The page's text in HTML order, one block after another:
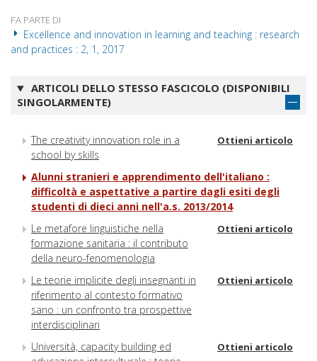
FA PARTE DI
Excellence and innovation in learning and teaching : research
and practices : 2, 1, 2017
ARTICOLI DELLO STESSO FASCICOLO (DISPONIBILI
SINGOLARMENTE)
The creativity innovation role in a
school by skills
Ottieni articolo
Alunni stranieri e apprendimento dell'italiano :
difficoltà e aspettative a partire dagli esiti degli
studenti di dieci anni nell'a.s. 2013/2014
Le metafore linguistiche nella
formazione sanitaria : il contributo
della neuro-fenomenologia
Ottieni articolo
Le teorie implicite degli insegnanti in
riferimento al contesto formativo
sano : un confronto tra prospettive
interdisciplinari
Ottieni articolo
Università, capacity building ed
Ottieni articolo